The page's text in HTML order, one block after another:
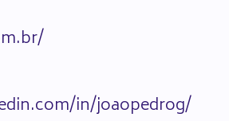
in/joaopedrog/